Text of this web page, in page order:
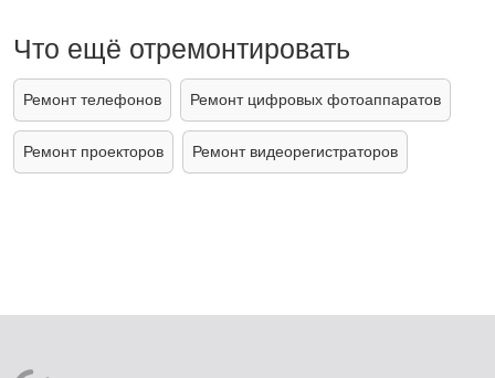
Что ещё отремонтировать
Ремонт телефонов Ремонт цифровых фотоаппаратов
Ремонт проекторов Ремонт видеорегистраторов